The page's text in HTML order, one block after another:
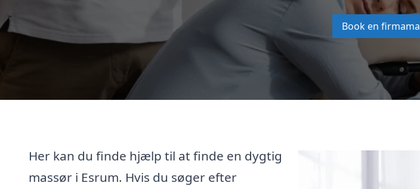
Book en
Her kan du finde hjælp til at finde en dygtig
massør i Esrum. Hvis du søger efter